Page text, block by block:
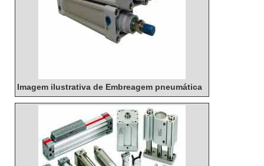
Imagem ilustrativa de Embreagem pneumática